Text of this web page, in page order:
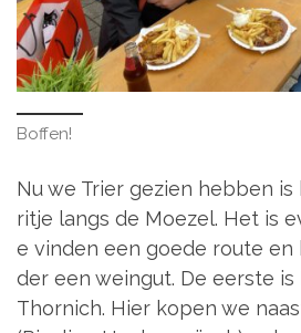
Boffen!
Nu we Trier gezien hebben
ritje langs de Moezel. Het is
e vinden een goede route
der een weingut. De eerste is
Thornich. Hier kopen we